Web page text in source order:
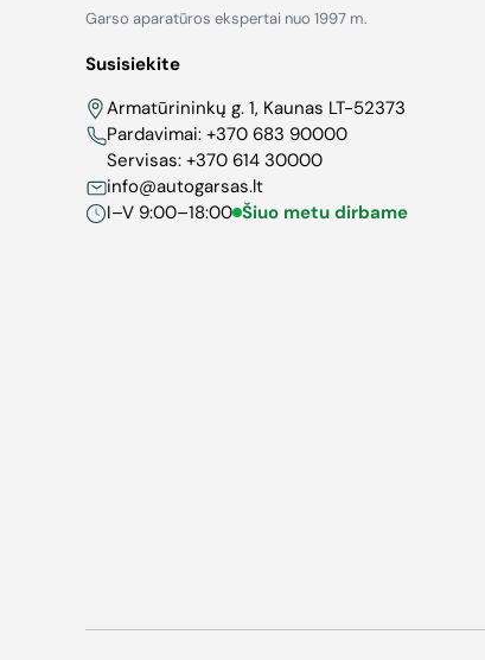
Garso aparatūros ekspertai nuo 1997 m.
Susisiekite
Armatūrininkų g. 1, Kaunas LT-52373
Pardavimai: +370 683 90000
Servisas: +370 614 30000
info@autogarsas.lt
I–V 9:00–18:00 Šiuo metu dirbame